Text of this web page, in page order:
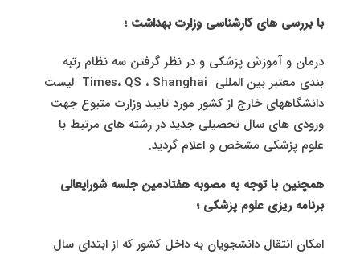
با بررسی های کارشناسی وزارت بهداشت ؛
درمان و آموزش پزشکی و در نظر گرفتن سه نظام رتبه
بندی معتبر بین المللی Times، QS ، Shanghai لیست
دانشگاههای خارج از کشور مورد تایید وزارت متبوع جهت
ورودی های سال تحصیلی جدید در رشته های مرتبط با
علوم پزشکی مشخص و اعلام گردید.
همچنین با توجه به مصوبه هفتادمین جلسه شورایعالی
برنامه ریزی علوم پزشکی ؛
امکان انتقال دانشجویان به داخل کشور که از ابتدای سال